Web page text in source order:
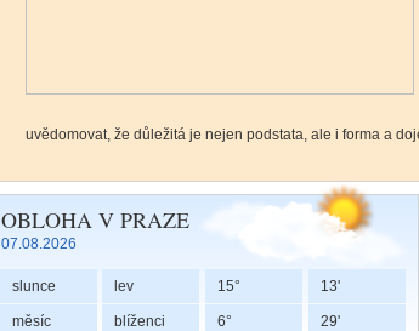
uvědomovat, že důležitá je nejen podstata, ale i forma a
Lunární uzly a duchovní náprava
OBLOHA V PRAZE
07.08.2026
slunce lev 15° 13'
měsíc blíženci 6° 29'